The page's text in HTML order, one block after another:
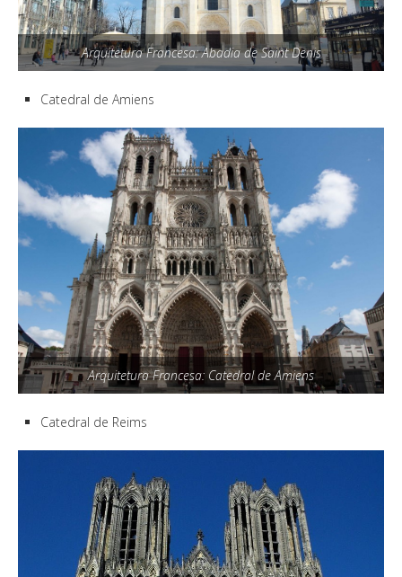
Arquitetura Francesa: Abadia de Saint Denis
Catedral de Amiens
Arquitetura Francesa: Catedral de Amiens
Catedral de Reims